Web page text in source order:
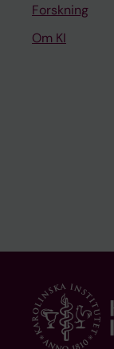
Forskning
Om KI